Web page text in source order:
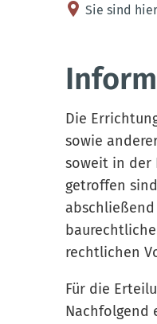
Sie sind
Die
sowie
soweit in der
getroffen
rechtlichen
Für die
Nachfolgend